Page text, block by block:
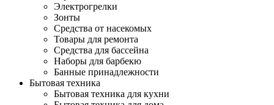
Электрогрелки
Зонты
Средства от насекомых
Товары для ремонта
Средства для бассейна
Наборы для барбекю
Банные принадлежности
Бытовая техника
Бытовая техника для кухни